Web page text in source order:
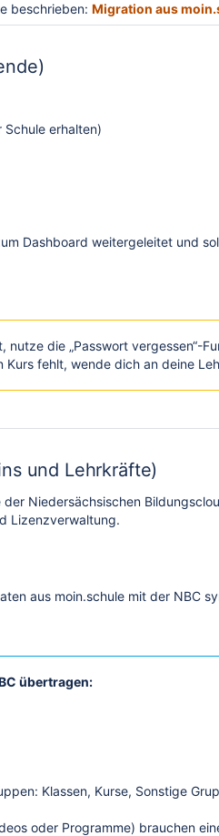
beschrieben: Migration aus
erhalten)
Dashboard weitergeleitet und
nutze die „Passwort vergessen“-
Kurs fehlt, wende dich an deine
und Lehrkräfte)
Niedersächsischen
Lizenzverwaltung.
aus moin.schule mit der NBC
übertragen:
Klassen, Kurse, Sonstige
oder Programme) brauchen